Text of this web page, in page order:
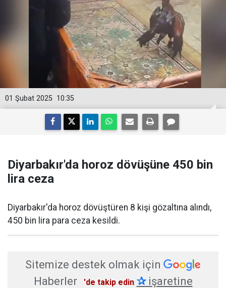
10:35
01 Şubat 2025
Diyarbakır'da horoz dövüşüne 450 bin
lira ceza
Diyarbakır'da horoz dövüştüren 8 kişi gözaltına alındı,
450 bin lira para ceza kesildi.
Sitemize destek olmak için
Haberler
'de takip edin ✰işaretine